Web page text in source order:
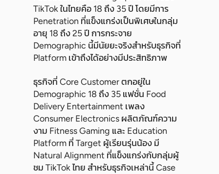
TikTok ในไทยคือ 18 ถึง 35 ปี โดยมีการ
Penetration ที่แข็งแกร่งเป็นพิเศษในกลุ่ม
อายุ 18 ถึง 25 ปี การกระจาย
Demographic นี้มีนัยยะจริงสำหรับธุรกิจที่
Platform เข้าถึงได้อย่างมีประสิทธิภาพ
ธุรกิจที่ Core Customer ตกอยู่ใน
Demographic 18 ถึง 35 แฟชั่น Food
Delivery Entertainment เพลง
Consumer Electronics ผลิตภัณฑ์ความ
งาม Fitness Gaming และ Education
Platform ที่ Target ผู้เรียนรุ่นน้อง มี
Natural Alignment ที่แข็งแกร่งกับกลุ่มผู้
ชม TikTok ไทย สำหรับธุรกิจเหล่านี้ Case